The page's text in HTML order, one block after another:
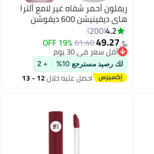
ريفلون أحمر شفاه غير لامع ألترا
هاي ديفينيشن 600 ديفوشن
4.2
200
﷼‏49.27
61.40
19% OFF
أقل سعر في 30 يوم
أقل سعر في 30 يوم
لك رصيد مسترجع 10% + 2
احصل عليه خلال 12 - 13